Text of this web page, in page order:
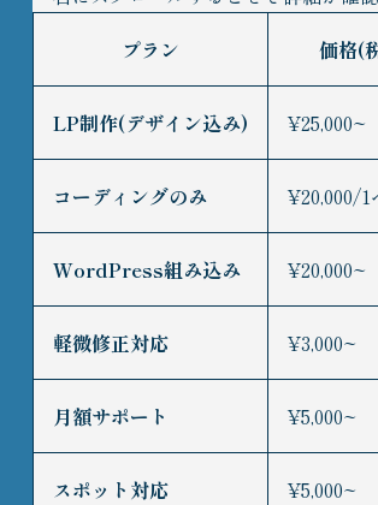
プラン 価格(
LP制作(デザイン込み) ¥25,000~
コーディングのみ ¥20,000/
WordPress組み込み ¥20,000~
軽微修正対応 ¥3,000~
月額サポート ¥5,000~
スポット対応 ¥5,000~